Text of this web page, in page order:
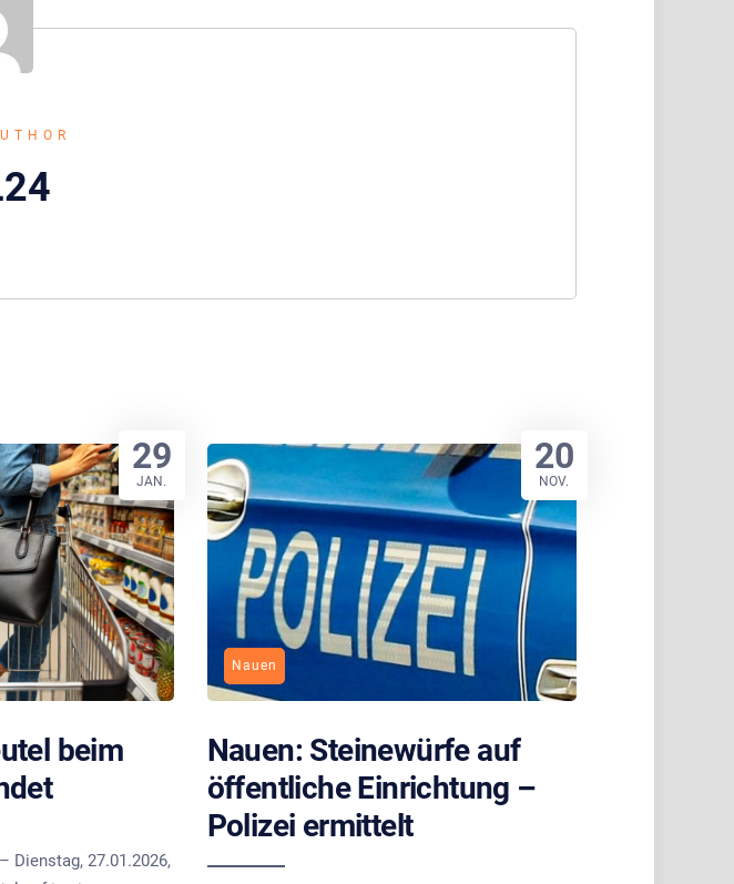
beim
Dienstag, 27.01.2026,
29
JAN.
Nauen
Nauen: Steinewürfe auf
öffentliche Einrichtung –
Polizei ermittelt
20
NOV.